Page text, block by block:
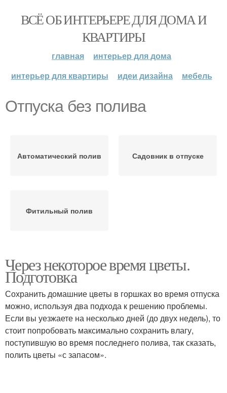
ВСЁ ОБ ИНТЕРЬЕРЕ ДЛЯ ДОМА И
КВАРТИРЫ
главная
интерьер для дома
интерьер для квартиры
идеи дизайна мебель
Отпуска без полива
Автоматический полив Садовник в отпуске
Фитильный полив
Через некоторое время цветы.
Подготовка
Сохранить домашние цветы в горшках во время отпуска
можно, используя два подхода к решению проблемы.
Если вы уезжаете на несколько дней (до двух недель), то
стоит попробовать максимально сохранить влагу,
поступившую во время последнего полива, так сказать,
полить цветы «с запасом».